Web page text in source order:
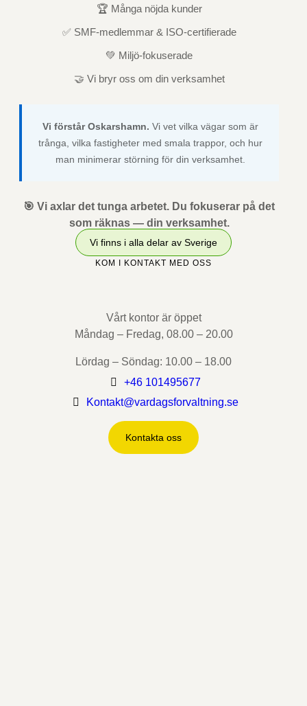
🏆 Många nöjda kunder
✅ SMF-medlemmar & ISO-certifierade
💚 Miljö-fokuserade
🤝 Vi bryr oss om din verksamhet
Vi förstår Oskarshamn. Vi vet vilka vägar som är
trånga, vilka fastigheter med smala trappor, och hur
man minimerar störning för din verksamhet.
🎯 Vi axlar det tunga arbetet. Du fokuserar på det
som räknas — din verksamhet.
Vi finns i alla delar av Sverige
KOM I KONTAKT MED OSS
Vårt kontor är öppet
Måndag – Fredag, 08.00 – 20.00
Lördag – Söndag: 10.00 – 18.00
+46 101495677
Kontakt@vardagsforvaltning.se
Kontakta oss